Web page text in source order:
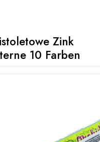
Zink
10 Farben